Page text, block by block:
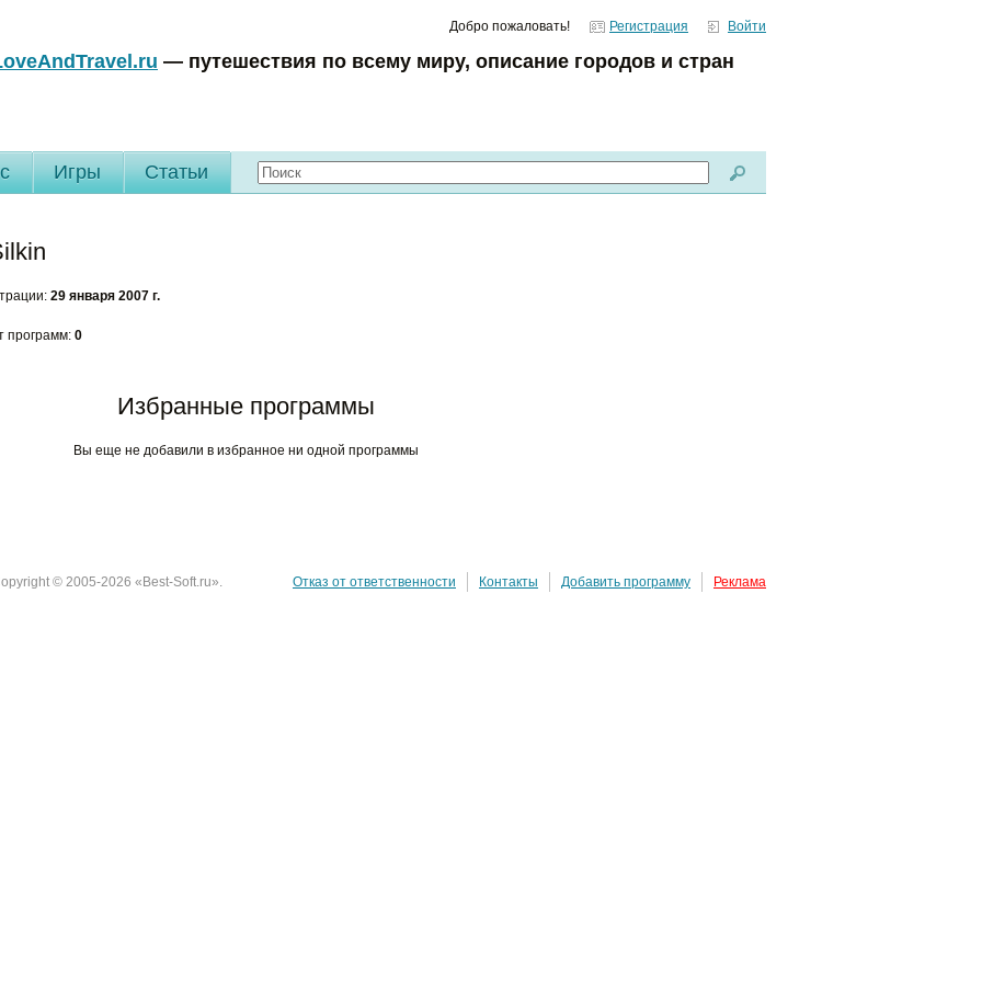
Добро пожаловать! Регистрация Войти
— путешествия по всему миру, описание городов и стран
Игры Статьи
29 января 2007 г.
программ: 0
Избранные программы
Вы еще не добавили в избранное ни одной программы
© 2005-2026 «Best-Soft.ru». Отказ от ответственности Контакты Добавить программу Реклама